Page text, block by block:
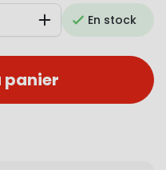
AugmenterEn stock
panier